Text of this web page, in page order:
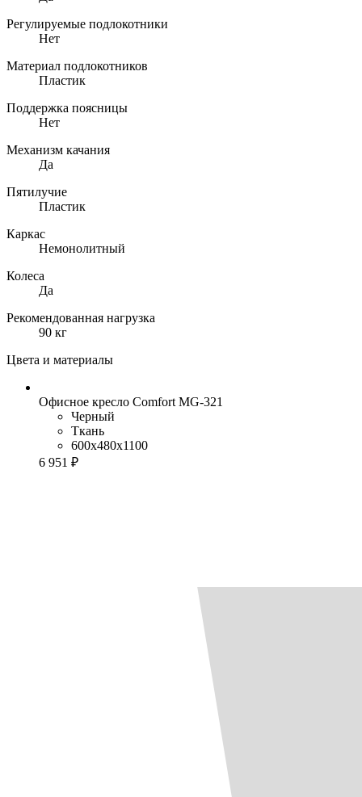
Регулируемые подлокотники
Нет
Материал подлокотников
Пластик
Поддержка поясницы
Нет
Механизм качания
Да
Пятилучие
Пластик
Каркас
Немонолитный
Колеса
Да
Рекомендованная нагрузка
90 кг
Цвета и материалы
Офисное кресло Comfort MG-321
Черный
Ткань
600x480x1100
6 951 ₽